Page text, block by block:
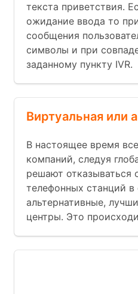
текста приветствия.
ожидание ввода то
сообщения
символы и при
заданному пункту IVR.
Виртуальная или
В настоящее время
компаний, следуя
решают отказываться
телефонных станций в
альтернативные,
центры. Это